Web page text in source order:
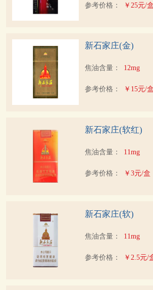
参考价格： ￥25元/盒
新石家庄(金)
焦油含量： 12mg
参考价格： ￥15元/盒
新石家庄(软红)
焦油含量： 11mg
参考价格： ￥3元/盒
新石家庄(软)
焦油含量： 11mg
参考价格： ￥2.5元/